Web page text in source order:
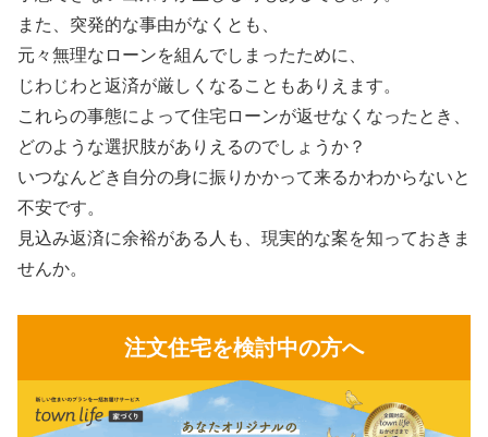
また、突発的な事由がなくとも、
元々無理なローンを組んでしまったために、
じわじわと返済が厳しくなることもありえます。
これらの事態によって住宅ローンが返せなくなったとき、
どのような選択肢がありえるのでしょうか？
いつなんどき自分の身に振りかかって来るかわからないと
不安です。
見込み返済に余裕がある人も、現実的な案を知っておきま
せんか。
注文住宅を検討中の方へ